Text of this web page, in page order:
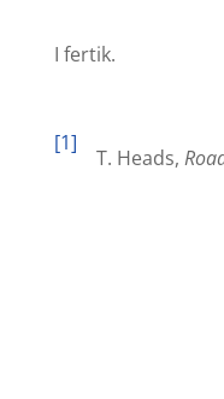
I fertik.
[1]
T. Heads,